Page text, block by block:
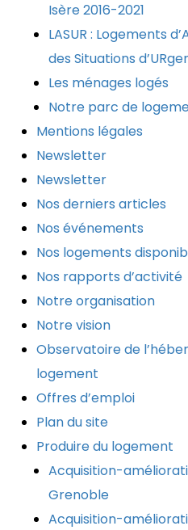
Isère 2016-2021
LASUR : Logements
des Situations
Les ménages logés
Notre parc de
Mentions légales
Newsletter
Newsletter
Nos derniers articles
Nos événements
Nos logements
Nos rapports d’activité
Notre organisation
Notre vision
Observatoire de
logement
Offres d’emploi
Plan du site
Produire du logement
Acquisition-
Grenoble
Acquisition-